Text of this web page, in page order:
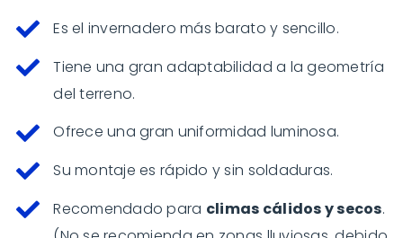
Es el invernadero más barato y sencillo.
Tiene una gran adaptabilidad a la geometría
del terreno.
Ofrece una gran uniformidad luminosa.
Su montaje es rápido y sin soldaduras.
Recomendado para climas cálidos y secos.